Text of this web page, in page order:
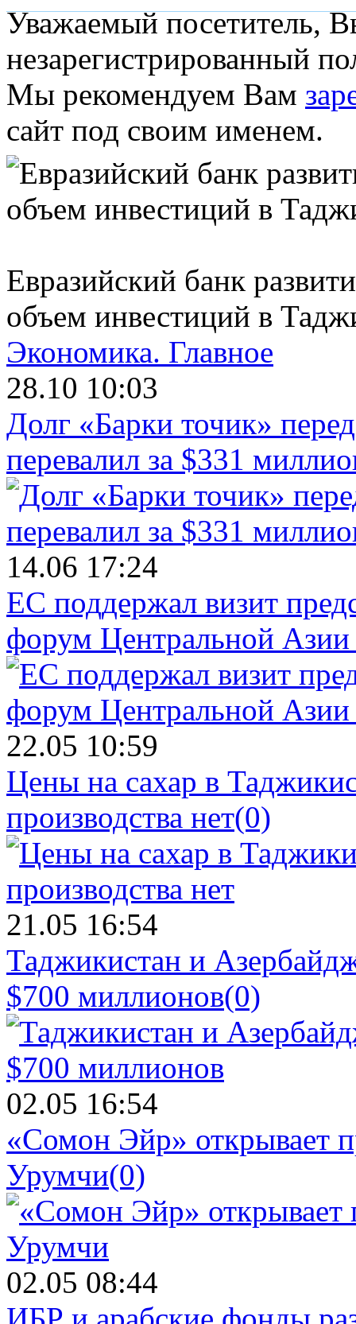
Уважаемый посетитель,
незарегистрированный
Мы рекомендуем Вам
сайт под своим именем.
Евразийский банк
объем инвестиций в
Экономика. Главное
28.10 10:03
Долг «Барки точик»
перевалил за $331
14.06 17:24
ЕС поддержал визит
форум Центральной Азии
22.05 10:59
Цены на сахар в
производства нет(0)
21.05 16:54
Таджикистан и
$700 миллионов(0)
02.05 16:54
«Сомон Эйр» открывает
Урумчи(0)
02.05 08:44